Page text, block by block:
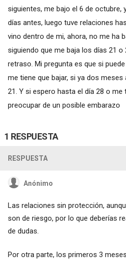
siguientes, me bajo el 6 de octubre,
días antes, luego tuve relaciones
vino dentro de mi, ahora, no me ha
siguiendo que me baja los días 21 o
retraso. Mi pregunta es que si
me tiene que bajar, si ya dos
21. Y si espero hasta el día 28 o me
preocupar de un posible embarazo
1 RESPUESTA
RESPUESTA
Anónimo
Las relaciones sin protección,
son de riesgo, por lo que deberías
de dudas.
Por otra parte, los primeros 3